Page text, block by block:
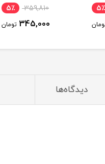
5٪
دانه کینوا مناسب موهای
دیده بدون سولفات حجم
359,810 5٪
345,000 تومان
دیدگاه‌ها